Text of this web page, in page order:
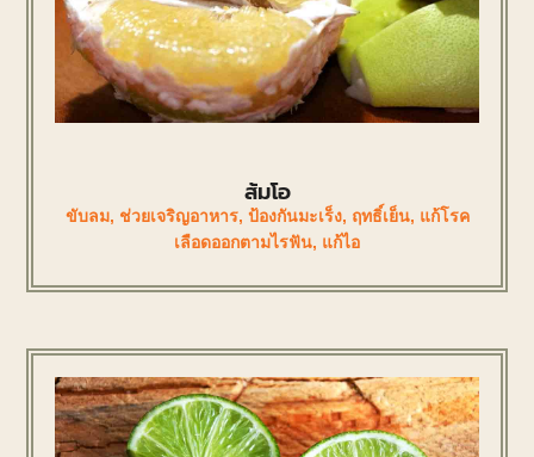
ส้มโอ
ขับลม, ช่วยเจริญอาหาร, ป้องกันมะเร็ง, ฤทธิ์เย็น, แก้โรค
เลือดออกตามไรฟัน, แก้ไอ